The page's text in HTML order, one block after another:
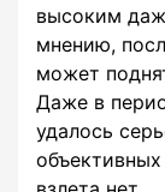
высоким
мнению,
может
Даже в
удалось